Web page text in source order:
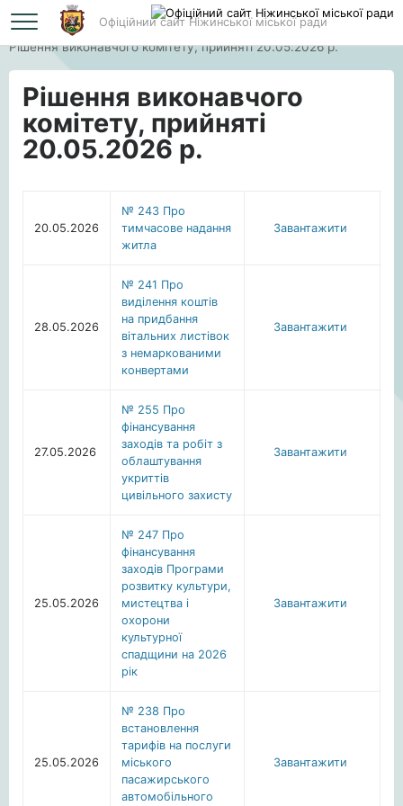
Офіційний сайт Ніжинської міської ради
Головна
Рішення виконавчого комітету, прийняті 20.05.2026 р.
Рішення виконавчого
комітету, прийняті
20.05.2026 р.
20.05.2026
№ 243 Про
тимчасове надання
житла
Завантажити
28.05.2026
№ 241 Про
виділення коштів
на придбання
вітальних листівок
з немаркованими
конвертами
Завантажити
27.05.2026
№ 255 Про
фінансування
заходів та робіт з
облаштування
укриттів
цивільного захисту
Завантажити
25.05.2026
№ 247 Про
фінансування
заходів Програми
розвитку культури,
мистецтва і
охорони
культурної
спадщини на 2026
рік
Завантажити
25.05.2026
№ 238 Про
встановлення
тарифів на послуги
міського
пасажирського
автомобільного
Завантажити